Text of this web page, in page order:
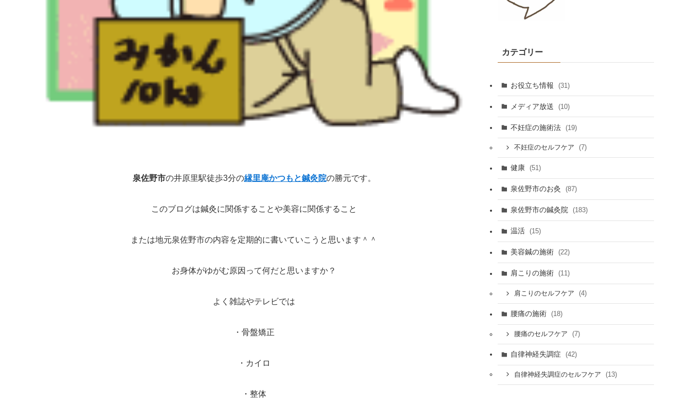
泉佐野市の井原里駅徒歩3分の縁里庵かつもと鍼灸院の勝元です。
このブログは鍼灸に関係することや美容に関係すること
または地元泉佐野市の内容を定期的に書いていこうと思います＾＾
お身体がゆがむ原因って何だと思いますか？
よく雑誌やテレビでは
・骨盤矯正
・カイロ
・整体
カテゴリー
お役立ち情報 (31)
メディア放送 (10)
不妊症の施術法 (19)
不妊症のセルフケア (7)
健康 (51)
泉佐野市のお灸 (87)
泉佐野市の鍼灸院 (183)
温活 (15)
美容鍼の施術 (22)
肩こりの施術 (11)
肩こりのセルフケア (4)
腰痛の施術 (18)
腰痛のセルフケア (7)
自律神経失調症 (42)
自律神経失調症のセルフケア (13)